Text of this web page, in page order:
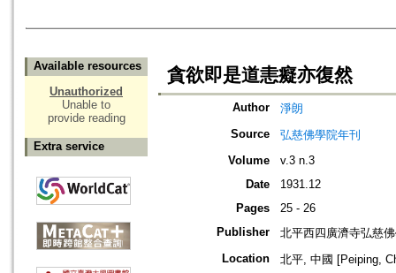
Available resources
Unauthorized
Unable to
provide reading
Extra service
貪欲即是道恚癡亦復然
Author
淨朗
Source
弘慈佛學院年刊
Volume
v.3 n.3
Date
1931.12
Pages
25 - 26
Publisher
北平西四廣濟寺弘慈
Location
北平, 中國 [Peiping,